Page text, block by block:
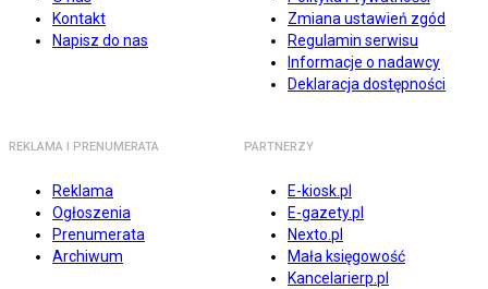
Kontakt
Napisz do nas
Zmiana ustawień zgód
Regulamin serwisu
Informacje o nadawcy
Deklaracja dostępności
REKLAMA I PRENUMERATA
Reklama
Ogłoszenia
Prenumerata
Archiwum
PARTNERZY
E-kiosk.pl
E-gazety.pl
Nexto.pl
Mała księgowość
Kancelarierp.pl